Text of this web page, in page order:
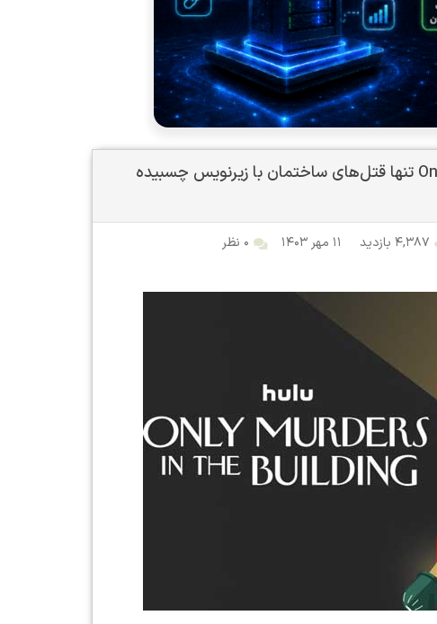
دانلود سریال Only Murders in the Building 2021 تنها قتل‌های ساختمان با زیرنویس چسبیده
۴,۳۸۷ بازدید ۱۱ مهر ۱۴۰۳ ۰ نظر